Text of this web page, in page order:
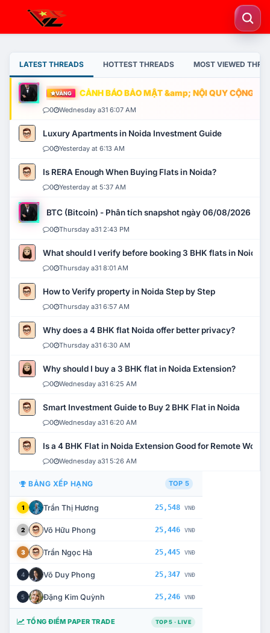
LATEST THREADS HOTTEST THREADS MOST VIEWED
VÀNG CẢNH BÁO BẢO MẬT &amp; NỘI QUY CỘNG
0 Wednesday a31 6:07 AM
Luxury Apartments in Noida Investment Guide
0 Yesterday at 6:13 AM
Is RERA Enough When Buying Flats in Noida?
0 Yesterday at 5:37 AM
BTC (Bitcoin) - Phân tích snapshot ngày 06/08/2026
0 Thursday a31 2:43 PM
What should I verify before booking 3 BHK flats in Noida?
0 Thursday a31 8:01 AM
How to Verify property in Noida Step by Step
0 Thursday a31 6:57 AM
Why does a 4 BHK flat Noida offer better privacy?
0 Thursday a31 6:30 AM
Why should I buy a 3 BHK flat in Noida Extension?
0 Wednesday a31 6:25 AM
Smart Investment Guide to Buy 2 BHK Flat in Noida
0 Wednesday a31 6:20 AM
Is a 4 BHK Flat in Noida Extension Good for Remote Work?
0 Wednesday a31 5:26 AM
BẢNG XẾP HẠNG TOP 5
1 Trần Thị Hương 25,548 VNĐ
2 Võ Hữu Phong 25,446 VNĐ
3 Trần Ngọc Hà 25,445 VNĐ
4 Võ Duy Phong 25,347 VNĐ
5 Đặng Kim Quỳnh 25,246 VNĐ
TỔNG ĐIỂM PAPER TRADE TOP 5 · LIVE